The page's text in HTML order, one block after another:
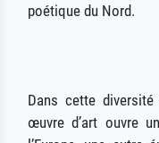
poétique du Nord.
Dans cette
œuvre d’art ouvre